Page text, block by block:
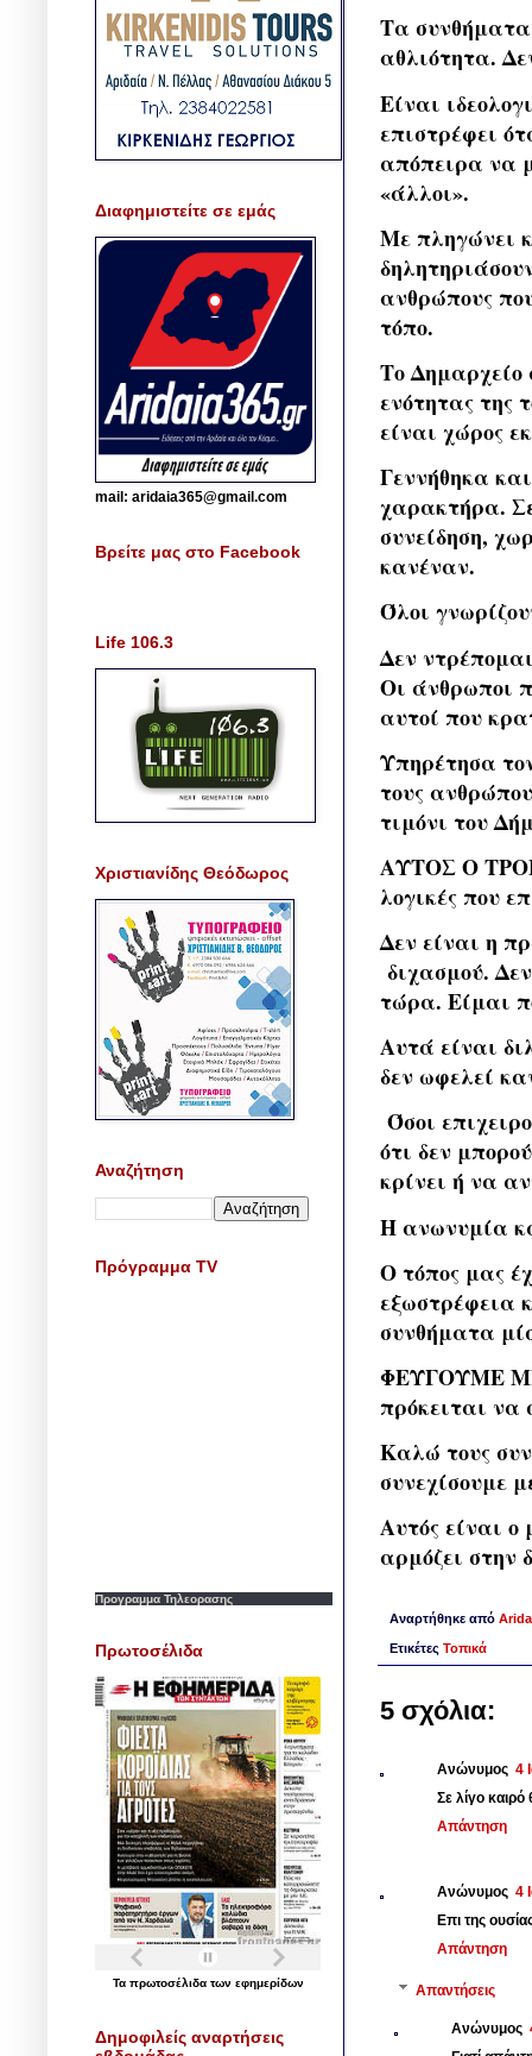
Τα συνθήματα
αθλιότητα.
Είναι
επιστρέφει
απόπειρα να
«άλλοι».
Με πληγώνει
ανθρώπους
τόπο.
Το Δημαρχείο
ενότητας της
είναι χώρος
Γεννήθηκα
χαρακτήρα.
συνείδηση,
κανέναν.
Όλοι
Δεν
Οι άνθρωποι
αυτοί που
Υπηρέτησα
τους
τιμόνι του
ΑΥΤΟΣ Ο
λογικές που
Δεν είναι η
διχασμού.
τώρα. Είμαι
Αυτά είναι
δεν ωφελεί
Όσοι
ότι δεν
κρίνει ή να
Η ανωνυμία
Ο τόπος μας
εξωστρέφεια
συνθήματα
ΦΕΥΓΟΥΜΕ
πρόκειται να
Καλώ τους
συνεχίσουμε
Αυτός είναι ο
αρμόζει στην
Αναρτήθηκε από
Ετικέτες Τοπικά
5 σχόλια:
Ανώνυμος 4
Σε λίγο
Απάντηση
Ανώνυμος 4
Επι της
Απάντηση
Απαντήσεις
Ανώνυμος
Διαφημιστείτε σε εμάς
mail: aridaia365@gmail.com
Βρείτε μας στο Facebook
Life 106.3
Χριστιανίδης Θεόδωρος
Αναζήτηση
Πρόγραμμα TV
Προγραμμα Τηλεορασης
Πρωτοσέλιδα
Τα πρωτοσέλιδα των εφημερίδων
Δημοφιλείς αναρτήσεις